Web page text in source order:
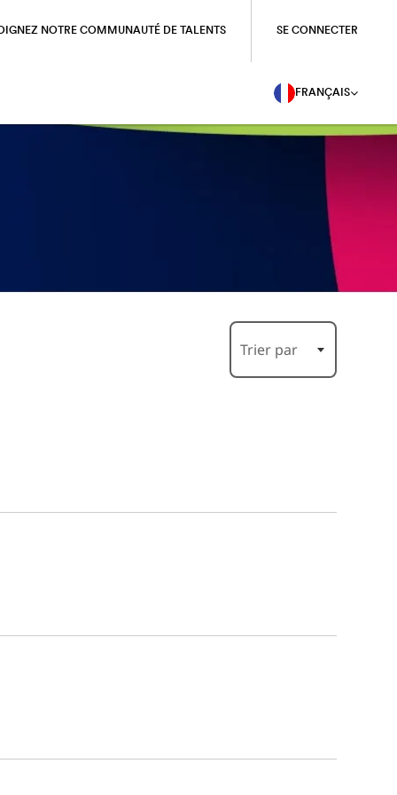
NOTRE COMMUNAUTÉ DE TALENTS SE CONNECTER
FRANÇAIS
Trier par